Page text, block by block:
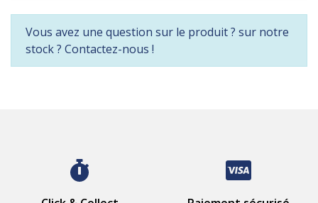
Vous avez une question sur le produit ? sur notre
stock ? Contactez-nous !